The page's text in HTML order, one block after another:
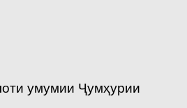
умумии Ҷумҳурии